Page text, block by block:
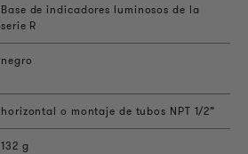
Base de indicadores luminosos de la
serie R
negro
horizontal o montaje de tubos NPT 1/2”
132 g